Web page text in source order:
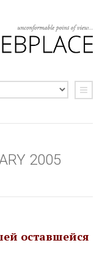
2005
оставшейся